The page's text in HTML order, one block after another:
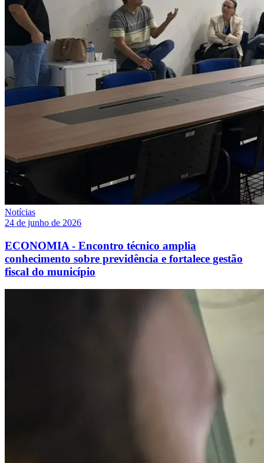
Notícias
24 de junho de 2026
ECONOMIA - Encontro técnico amplia
conhecimento sobre previdência e fortalece gestão
fiscal do município